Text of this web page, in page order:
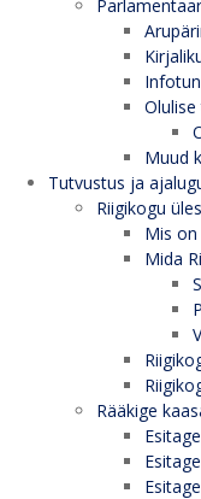
Muud
Tutvustus ja
Riigikogu
Mis on
Mida
Rääkige